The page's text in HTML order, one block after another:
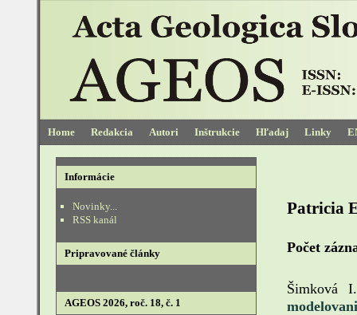
Home Redakcia Autori Inštrukcie Hľadaj Linky
Patricia
Počet
Šimková
Informácie
Novinky...
RSS kanál
Pripravované články
AGEOS 2026, roč. 18, č. 1